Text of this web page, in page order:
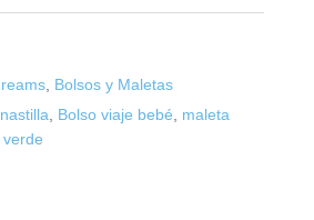
, Bolsos y Maletas
Bolso viaje bebé
maleta